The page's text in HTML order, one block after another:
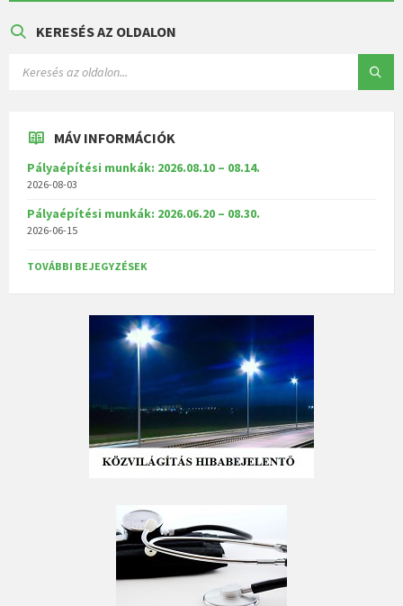
KERESÉS AZ OLDALON
MÁV INFORMÁCIÓK
Pályaépítési munkák: 2026.08.10 – 08.14.
2026-08-03
Pályaépítési munkák: 2026.06.20 – 08.30.
2026-06-15
TOVÁBBI BEJEGYZÉSEK